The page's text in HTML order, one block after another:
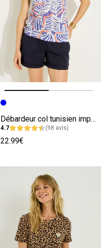
Image précédente
Image suivante
Débardeur col tunisien imprimé femme
4.7 (98 avis)
22.99€